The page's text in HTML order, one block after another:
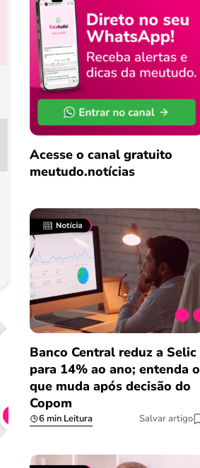
Acesse o canal gratuito
meutudo.notícias
Banco Central reduz a Selic
para 14% ao ano; entenda o
que muda após decisão do
Copom
6 min Leitura Salvar artigo